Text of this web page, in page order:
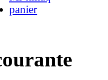
panier